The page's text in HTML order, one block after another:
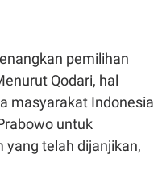
pemilihan
Qodari, hal
masyarakat Indonesia
untuk
yang telah dijanjikan,